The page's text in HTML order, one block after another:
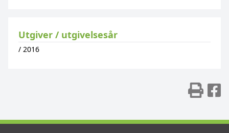
Utgiver / utgivelsesår
/ 2016